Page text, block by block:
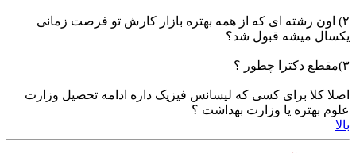
۲) اون رشته ای که از همه بهتره بازار کارش تو فرصت زمانی
یکسال میشه قبول شد؟
۳)مقطع دکترا چطور ؟
اصلا کلا برای کسی که لیسانس فیزیک داره ادامه تحصیل وزارت
علوم بهتره یا وزارت بهداشت ؟
بالا